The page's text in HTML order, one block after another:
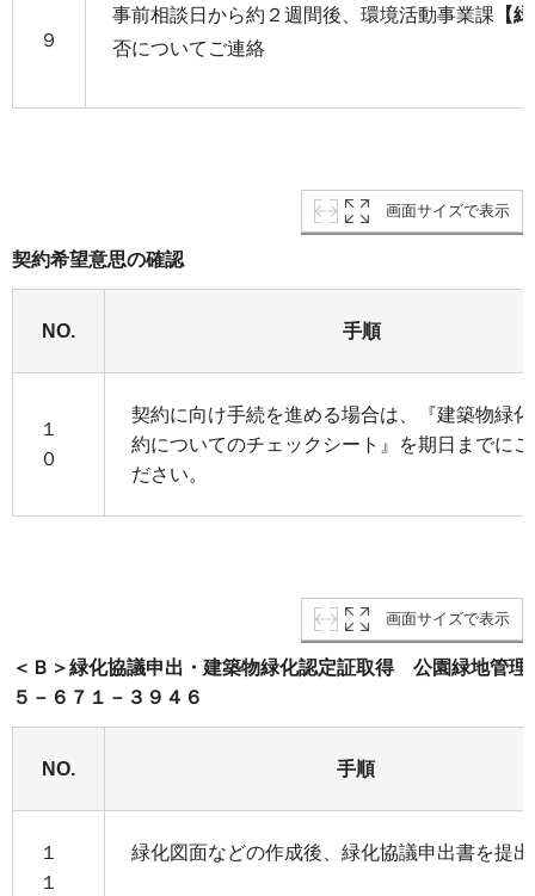
９
事前相談日から約２週間後、環境活動事業課 【
否についてご連絡
画面サイズで表示
契約希望意思の確認
NO. 手順
１
０
契約に向け手続を進める場合は、『建築物緑
約についてのチェックシート』を期日までに
ださい。
画面サイズで表示
＜Ｂ＞緑化協議申出・建築物緑化認定証取得 公園緑地管理
５－６７１－３９４６
NO. 手順
１
１
緑化図面などの作成後、緑化協議申出書を提出